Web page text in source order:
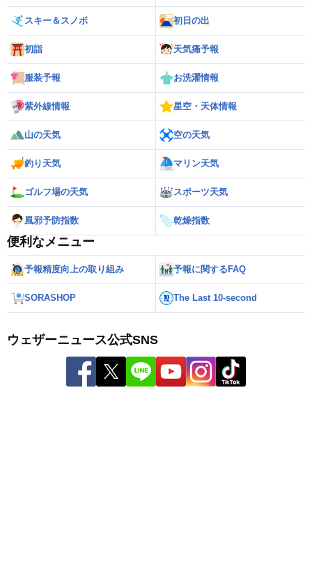
スキー＆スノボ 初日の出
初詣 天気痛予報
服装予報 お洗濯情報
紫外線情報 星空・天体情報
山の天気 空の天気
釣り天気 マリン天気
ゴルフ場の天気 スポーツ天気
風邪予防指数 乾燥指数
便利なメニュー
予報精度向上の取り組み 予報に関するFAQ
SORASHOP The Last 10-second
ウェザーニュース公式SNS